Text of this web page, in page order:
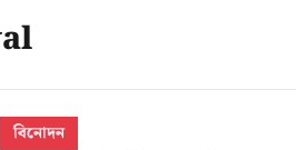
বিনোদন